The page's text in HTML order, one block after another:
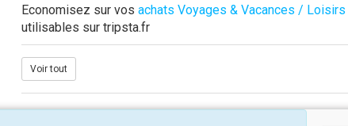
Economisez sur vos achats Voyages & Vacances / Loisirs
utilisables sur tripsta.fr
Voir tout